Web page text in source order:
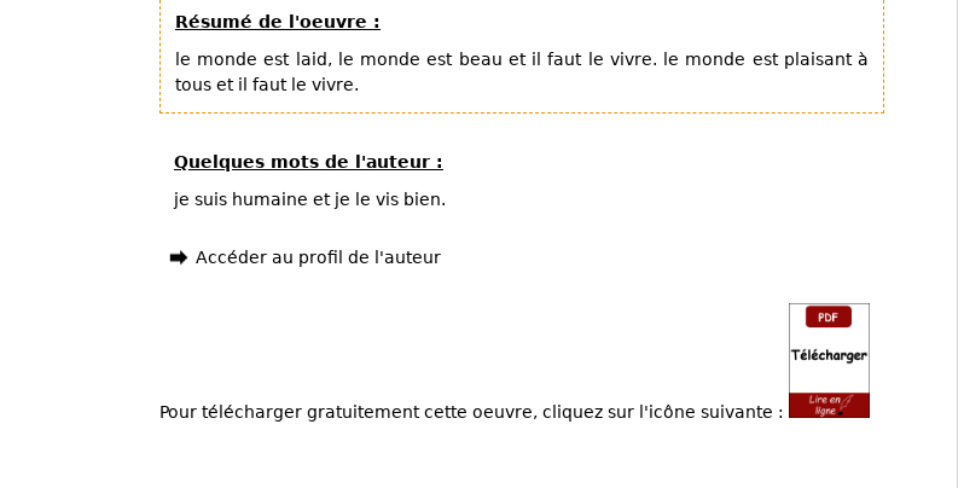
Résumé de l'oeuvre :
le monde est laid, le monde est beau et il faut le vivre. le monde est plaisant à
tous et il faut le vivre.
Quelques mots de l'auteur :
je suis humaine et je le vis bien.
Accéder au profil de l'auteur
Pour télécharger gratuitement cette oeuvre, cliquez sur l'icône suivante :